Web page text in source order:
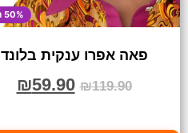
50% הנחה
פאה אפרו ענקית בלונד
₪119.90
₪59.90